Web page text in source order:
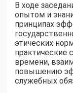
В ходе
опытом и
принципах
этических
практические
времени,
повышению
служебных